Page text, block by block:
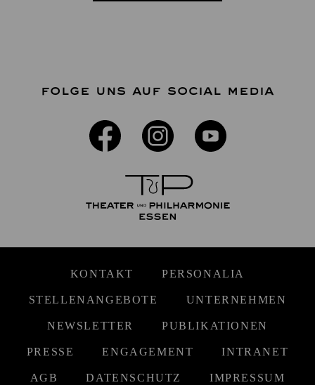
FOLGE UNS AUF SOCIAL MEDIA
KONTAKT PERSONALIA
STELLENANGEBOTE UNTERNEHMEN
NEWSLETTER PUBLIKATIONEN
PRESSE ENGAGEMENT INTRANET
AGB DATENSCHUTZ IMPRESSUM